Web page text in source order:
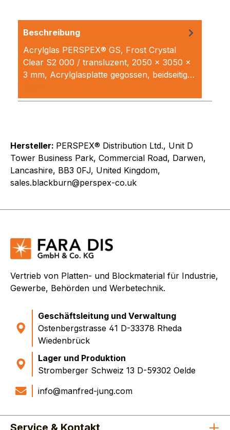
Beschreibung
Acrylglas PERSPEX® GS, Frost Crystal
Clear S2 000 / transluzent, 2050 x 3050 x
3 mm, Acrylglasplatte gegossen, beidseitig…
Hersteller: PERSPEX® Distribution Ltd., Unit D
Tower Business Park, Commercial Road, Darwen,
Lancashire, BB3 0FJ, United Kingdom,
sales.blackburn@perspex-co.uk
Vertrieb von Platten- und Blockmaterial für Industrie,
Gewerbe, Behörden und Werbetechnik.
Geschäftsleitung und Verwaltung
Ostenbergstrasse 41 D-33378 Rheda
Wiedenbrück
Lager und Produktion
Stromberger Schweiz 13 D-59302 Oelde
info@manfred-jung.com
Service & Kontakt